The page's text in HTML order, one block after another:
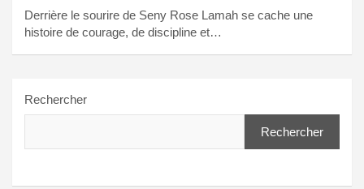
Derrière le sourire de Seny Rose Lamah se cache une
histoire de courage, de discipline et…
Rechercher
Rechercher